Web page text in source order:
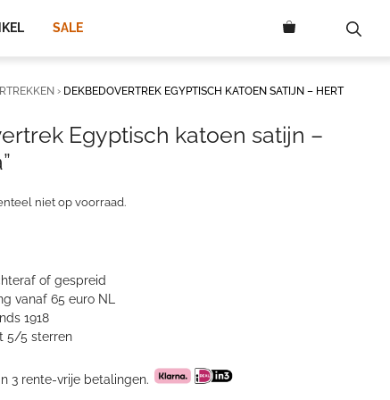
SALE
of gespreid
vanaf 65 euro NL
1918
5/5 sterren
3 rente-vrije betalingen.
› DEKBEDOVERTREK EGYPTISCH KATOEN SATIJN – HERT
Egyptisch katoen satijn –
niet op voorraad.